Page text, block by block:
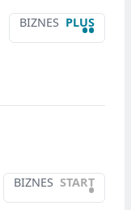
BIZNES PLUS
••
BIZNES START
•